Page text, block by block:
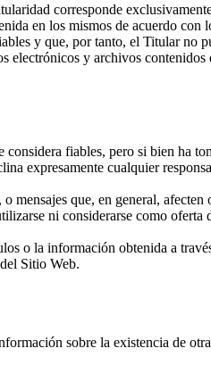
corresponde
en los mismos de acuerdo con
y que, por tanto, el Titular no
y archivos
fiables, pero si bien ha
expresamente cualquier
que, en general, afecten
ni considerarse como
o la información obtenida a
Sitio Web.
sobre la existencia de